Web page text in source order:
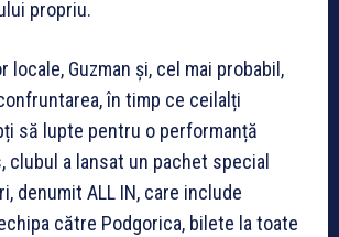
propriu.
Guzman și, cel mai probabil,
în timp ce ceilalți
să lupte pentru o performanță
clubul a lansat un pachet special
denumit ALL IN, care include
către Podgorica, bilete la toate